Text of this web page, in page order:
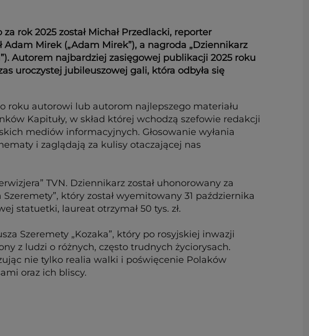
rok 2025 został Michał Przedlacki, reporter
Mirek („Adam Mirek”), a nagroda „Dziennikarz
Autorem najbardziej zasięgowej publikacji 2025 roku
uroczystej jubileuszowej gali, która odbyła się
roku autorowi lub autorom najlepszego materiału
Kapituły, w skład której wchodzą szefowie redakcji
mediów informacyjnych. Głosowanie wyłania
i zaglądają za kulisy otaczającej nas
TVN. Dziennikarz został uhonorowany za
który został wyemitowany 31 października
statuetki, laureat otrzymał 50 tys. zł.
Szeremety „Kozaka”, który po rosyjskiej inwazji
z ludzi o różnych, często trudnych życiorysach.
nie tylko realia walki i poświęcenie Polaków
oraz ich bliscy.